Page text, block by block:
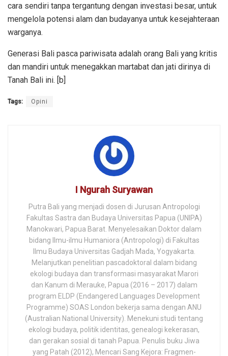
cara sendiri tanpa tergantung dengan investasi besar, untuk
mengelola potensi alam dan budayanya untuk kesejahteraan
warganya.
Generasi Bali pasca pariwisata adalah orang Bali yang kritis
dan mandiri untuk menegakkan martabat dan jati dirinya di
Tanah Bali ini. [b]
Tags: Opini
I Ngurah Suryawan
Putra Bali yang menjadi dosen di Jurusan Antropologi
Fakultas Sastra dan Budaya Universitas Papua (UNIPA)
Manokwari, Papua Barat. Menyelesaikan Doktor dalam
bidang Ilmu-ilmu Humaniora (Antropologi) di Fakultas
Ilmu Budaya Universitas Gadjah Mada, Yogyakarta.
Melanjutkan penelitian pascadoktoral dalam bidang
ekologi budaya dan transformasi masyarakat Marori
dan Kanum di Merauke, Papua (2016 – 2017) dalam
program ELDP (Endangered Languages Development
Programme) SOAS London bekerja sama dengan ANU
(Australian National University). Menekuni studi tentang
ekologi budaya, politik identitas, genealogi kekerasan,
dan gerakan sosial di tanah Papua. Penulis buku Jiwa
yang Patah (2012), Mencari Sang Kejora: Fragmen-